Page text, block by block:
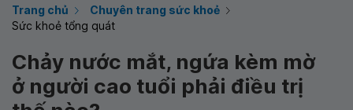
Trang chủ
Chuyên trang sức khoẻ
Sức khoẻ tổng quát
Chảy nước mắt, ngứa kèm mờ
ở người cao tuổi phải điều trị